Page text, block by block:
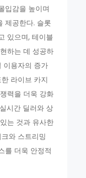
입감을 높이며
제공한다. 슬롯
있으며, 테이블
하는 데 성공하
이용자의 증가
라이브 카지
력을 더욱 강화
시간 딜러와 상
는 것과 유사한
와 스트리밍
를 더욱 안정적